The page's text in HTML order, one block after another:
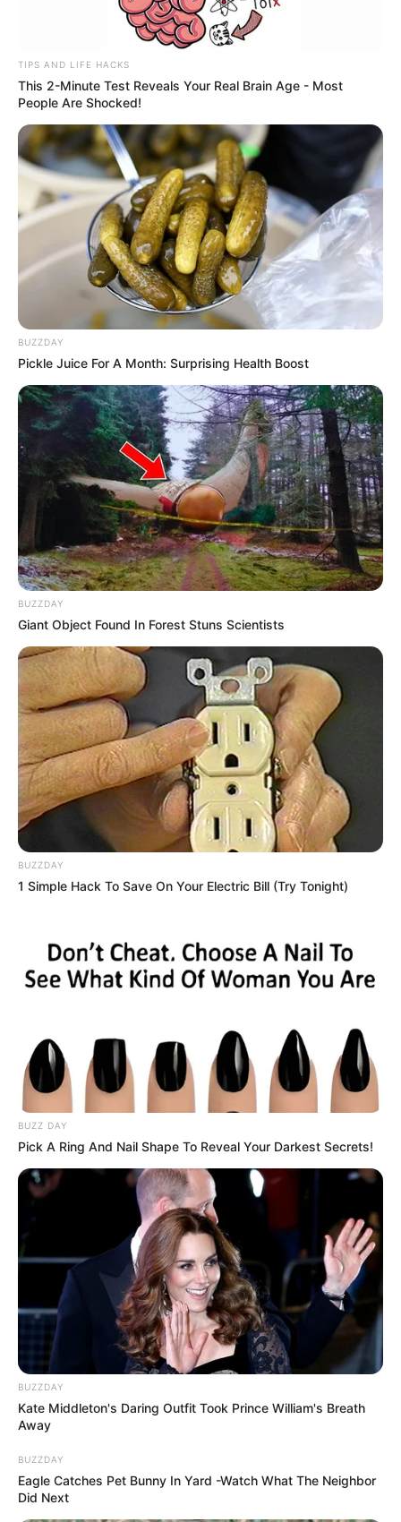
ΤΑΥΤΟΤΗΤΑ ΚΑΙ ΕΠΙΚΟΙΝΩΝΙΑ ΟΡΟΙ ΧΡΗΣΗΣ
TIPS AND LIFE HACKS
This 2-Minute Test Reveals Your Real Brain Age - Most
People Are Shocked!
BUZZDAY
Pickle Juice For A Month: Surprising Health Boost
BUZZDAY
Giant Object Found In Forest Stuns Scientists
BUZZDAY
1 Simple Hack To Save On Your Electric Bill (Try Tonight)
BUZZ DAY
Pick A Ring And Nail Shape To Reveal Your Darkest Secrets!
BUZZDAY
Kate Middleton's Daring Outfit Took Prince William's Breath
Away
BUZZDAY
Eagle Catches Pet Bunny In Yard -Watch What The Neighbor
Did Next